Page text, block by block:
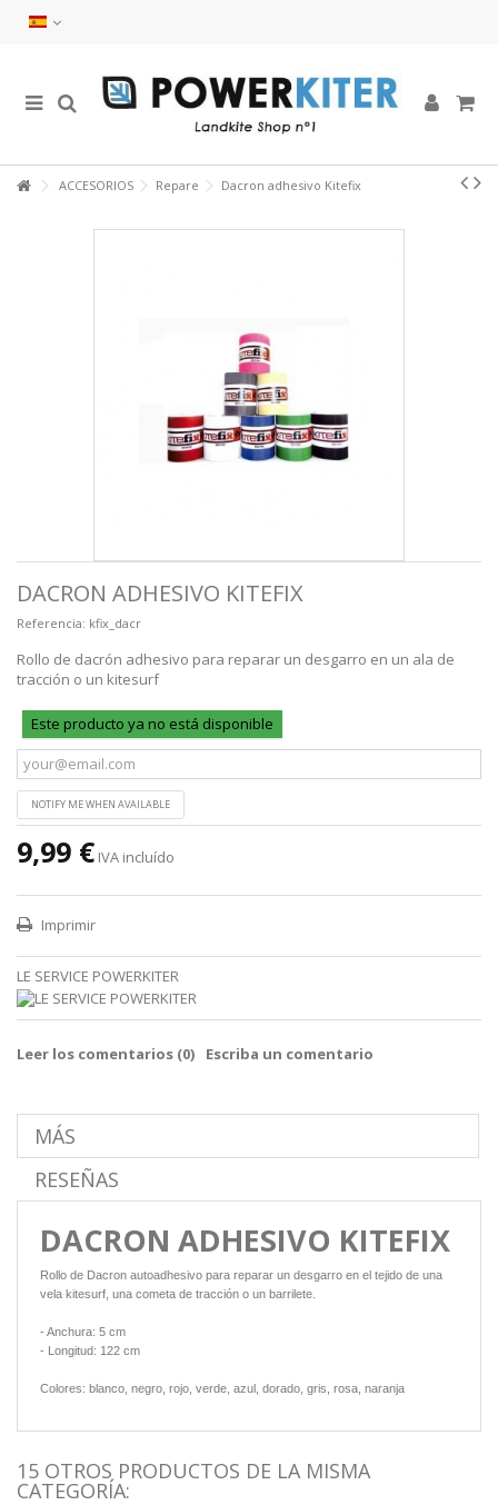
ACCESORIOS Repare Dacron adhesivo Kitefix
DACRON ADHESIVO KITEFIX
Referencia: kfix_dacr
Rollo de dacrón adhesivo para reparar un desgarro en un ala de
tracción o un kitesurf
Este producto ya no está disponible
NOTIFY ME WHEN AVAILABLE
9,99 € IVA incluído
Imprimir
LE SERVICE POWERKITER
Leer los comentarios (0) Escriba un comentario
MÁS
RESEÑAS
DACRON ADHESIVO KITEFIX
Rollo de Dacron autoadhesivo para reparar un desgarro en el tejido de una
vela kitesurf, una cometa de tracción o un barrilete.
- Anchura: 5 cm
- Longitud: 122 cm
Colores: blanco, negro, rojo, verde, azul, dorado, gris, rosa, naranja
15 OTROS PRODUCTOS DE LA MISMA
CATEGORÍA: